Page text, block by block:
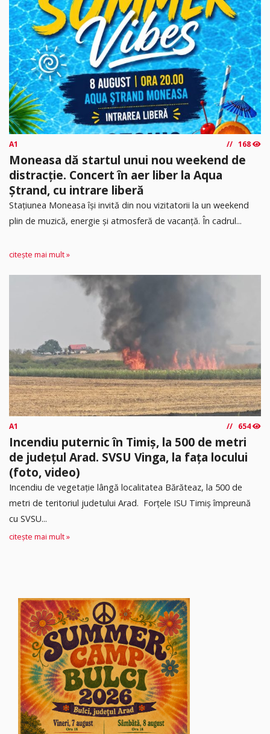
A1 168
Moneasa dă startul unui nou weekend de
distracție. Concert în aer liber la Aqua
Ștrand, cu intrare liberă
Stațiunea Moneasa își invită din nou vizitatorii la un weekend
plin de muzică, energie și atmosferă de vacanță. În cadrul...
citește mai mult »
A1 654
Incendiu puternic în Timiș, la 500 de metri
de județul Arad. SVSU Vinga, la fața locului
(foto, video)
Incendiu de vegetație lângă localitatea Bărăteaz, la 500 de
metri de teritoriul judetului Arad. Forțele ISU Timiș împreună
cu SVSU...
citește mai mult »